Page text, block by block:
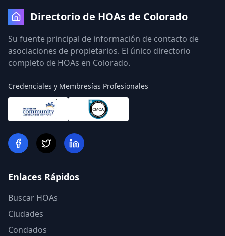
Directorio de HOAs de Colorado
Su fuente principal de información de contacto de
asociaciones de propietarios. El único directorio
completo de HOAs en Colorado.
Credenciales y Membresías Profesionales
Enlaces Rápidos
Buscar HOAs
Ciudades
Condados